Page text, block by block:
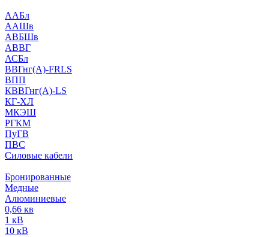
ААБл
ААШв
АВБШв
АВВГ
АСБл
ВВГнг(А)-FRLS
ВПП
КВВГнг(А)-LS
КГ-ХЛ
МКЭШ
РГКМ
ПуГВ
ПВС
Силовые кабели
Бронированные
Медные
Алюминиевые
0,66 кв
1 кВ
10 кВ